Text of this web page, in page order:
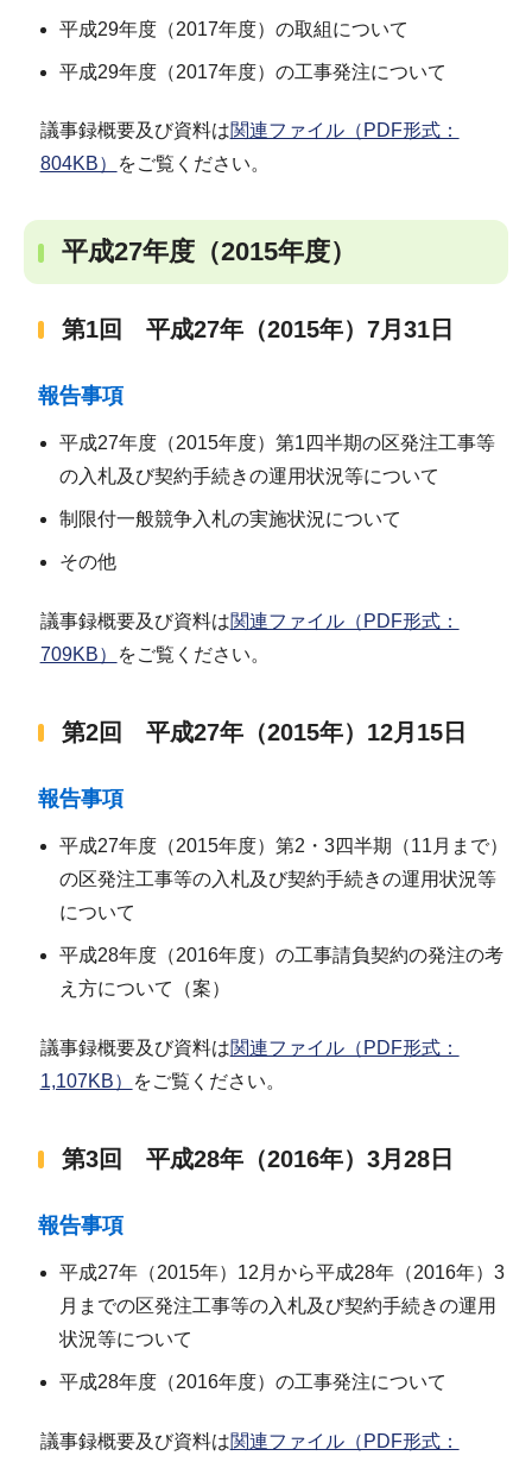
平成29年度（2017年度）の取組について
平成29年度（2017年度）の工事発注について
議事録概要及び資料は関連ファイル（PDF形式：
804KB）
をご覧ください。
平成27年度（2015年度）
第1回 平成27年（2015年）7月31日
報告事項
平成27年度（2015年度）第1四半期の区発注工事等
の入札及び契約手続きの運用状況等について
制限付一般競争入札の実施状況について
その他
議事録概要及び資料は関連ファイル（PDF形式：
709KB）
をご覧ください。
第2回 平成27年（2015年）12月15日
報告事項
平成27年度（2015年度）第2・3四半期（11月まで）
の区発注工事等の入札及び契約手続きの運用状況等
について
平成28年度（2016年度）の工事請負契約の発注の考
え方について（案）
議事録概要及び資料は関連ファイル（PDF形式：
1,107KB）
をご覧ください。
第3回 平成28年（2016年）3月28日
報告事項
平成27年（2015年）12月から平成28年（2016年）3
月までの区発注工事等の入札及び契約手続きの運用
状況等について
平成28年度（2016年度）の工事発注について
議事録概要及び資料は関連ファイル（PDF形式：